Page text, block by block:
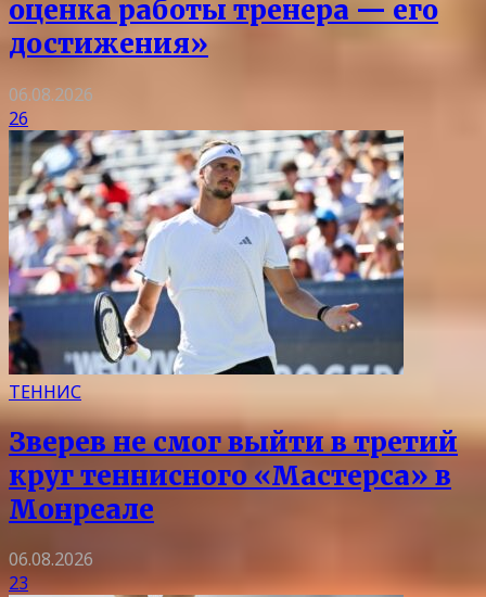
оценка работы тренера — его
достижения»
06.08.2026
26
ТЕННИС
Зверев не смог выйти в третий
круг теннисного «Мастерса» в
Монреале
06.08.2026
23